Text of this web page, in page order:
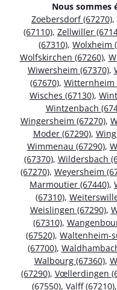
Nous sommes
Zoebersdorf (67270),
(67110), Zellwiller
(67310), Wolxheim
Wolfskirchen (67260),
Wiwersheim (67370),
(67670), Witternheim
Wisches (67130),
Wintzenbach
Wingersheim (67270),
Moder (67290),
Wimmenau (67290),
(67370), Wildersbach
(67270), Weyersheim
Marmoutier (67440),
(67310),
Weislingen (67290),
(67310),
(67520), Waltenheim-
(67700),
Walbourg (67360),
(67290), Vœllerdingen
(67550), Valff (67210),